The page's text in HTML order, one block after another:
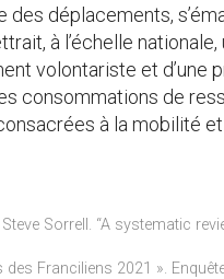
déplacements,
à l’échelle
volontariste et
consommations de
à la mobilité
Sorrell. “A systematic
Franciliens 2021 ».